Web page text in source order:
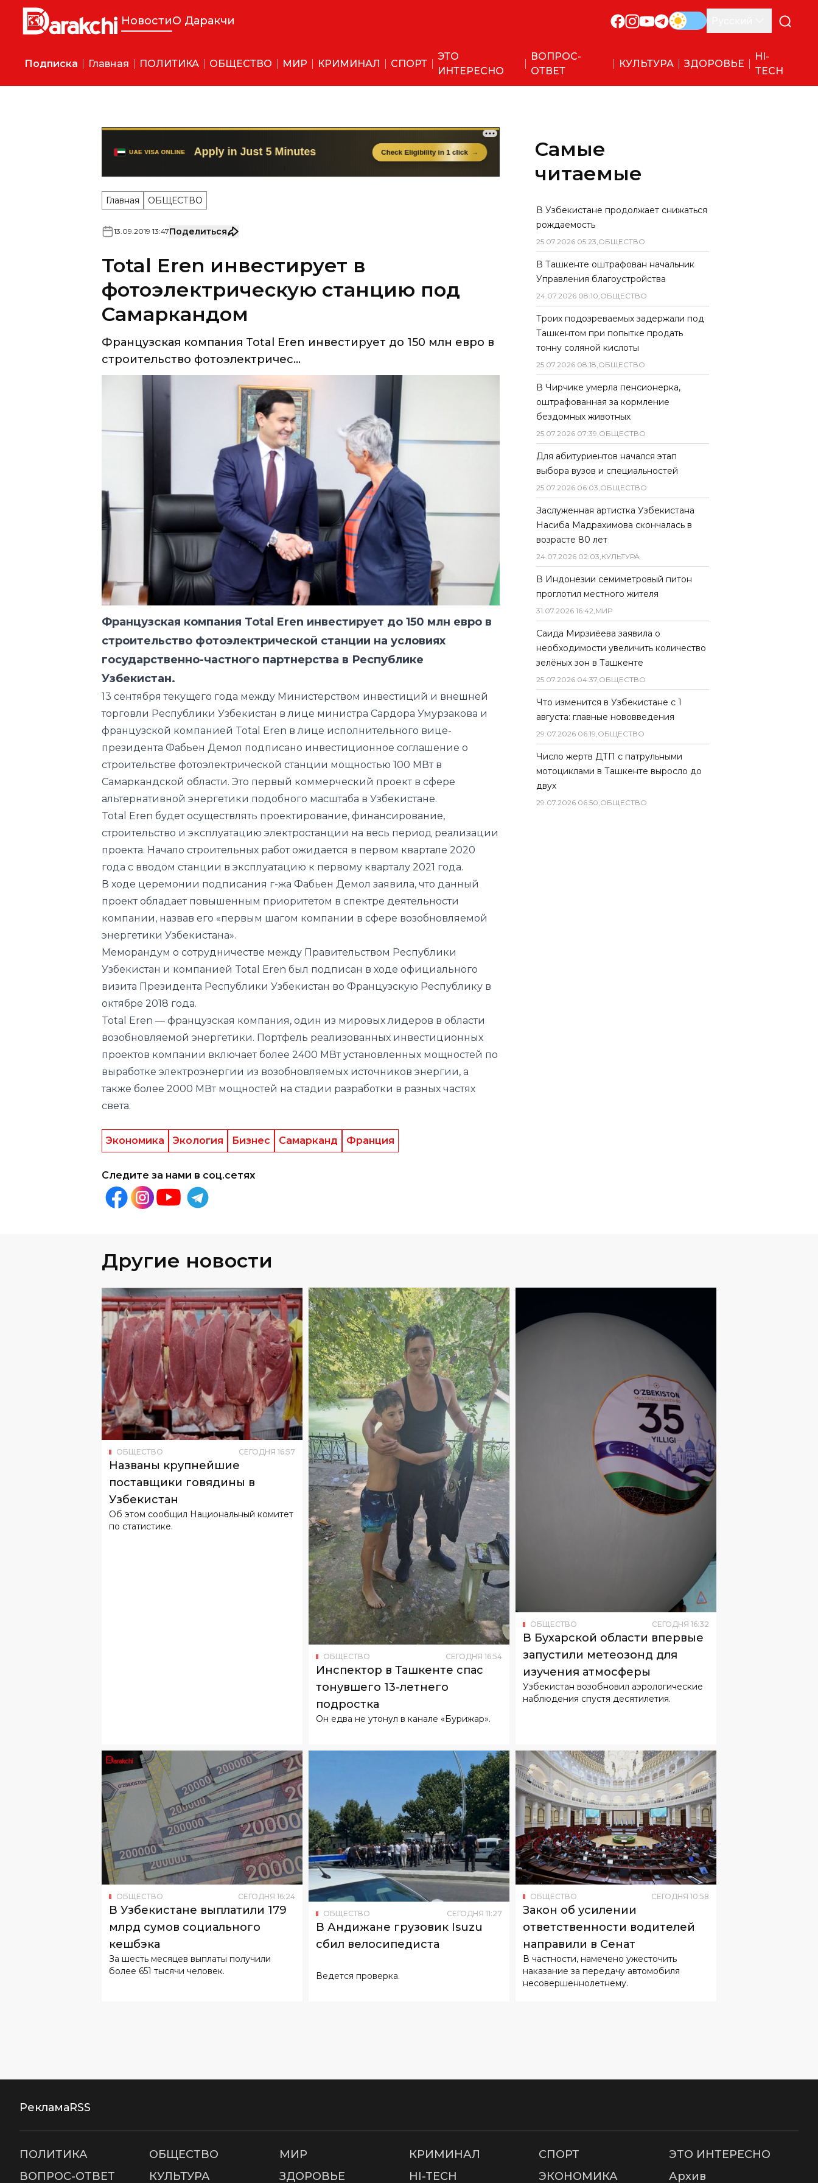
НовостиО Даракчи
Подписка Главная ПОЛИТИКА ОБЩЕСТВО МИР КРИМИНАЛ СПОРТ
ЭТО
ИНТЕРЕСНО
ВОПРОС-
ОТВЕТ
КУЛЬТУРА ЗДОРОВЬЕ
HI-
TECH
Главная ОБЩЕСТВО
Total Eren инвестирует в
фотоэлектрическую станцию под
Самаркандом
Французская компания Total Eren инвестирует до 150 млн евро в
строительство фотоэлектричес...
Французская компания Total Eren инвестирует до 150 млн евро в
строительство фотоэлектрической станции на условиях
Узбекистан.
13 сентября текущего года между Министерством инвестиций и внешней
торговли Республики Узбекистан в лице министра Сардора Умурзакова и
французской компанией Total Eren в лице исполнительного вице-
президента Фабьен Демол подписано инвестиционное соглашение о
строительстве фотоэлектрической станции мощностью 100 МВт в
Самаркандской области. Это первый коммерческий проект в сфере
альтернативной энергетики подобного масштаба в Узбекистане.
Total Eren будет осуществлять проектирование, финансирование,
строительство и эксплуатацию электростанции на весь период реализации
проекта. Начало строительных работ ожидается в первом квартале 2020
года с вводом станции в эксплуатацию к первому кварталу 2021 года.
В ходе церемонии подписания г-жа Фабьен Демол заявила, что данный
проект обладает повышенным приоритетом в спектре деятельности
компании, назвав его «первым шагом компании в сфере возобновляемой
энергетики Узбекистана».
Меморандум о сотрудничестве между Правительством Республики
Узбекистан и компанией Total Eren был подписан в ходе официального
визита Президента Республики Узбекистан во Французскую Республику в
октябре 2018 года.
Total Eren — французская компания, один из мировых лидеров в области
возобновляемой энергетики. Портфель реализованных инвестиционных
проектов компании включает более 2400 МВт установленных мощностей по
выработке электроэнергии из возобновляемых источников энергии, а
также более 2000 МВт мощностей на стадии разработки в разных частях
света.
Экономика Экология Бизнес Самарканд Франция
Самые
читаемые
В Узбекистане продолжает снижаться
рождаемость
25.07.2026 05:23,ОБЩЕСТВО
В Ташкенте оштрафован начальник
Управления благоустройства
24.07.2026 08:10,ОБЩЕСТВО
Троих подозреваемых задержали под
Ташкентом при попытке продать
тонну соляной кислоты
25.07.2026 08:18,ОБЩЕСТВО
В Чирчике умерла пенсионерка,
оштрафованная за кормление
бездомных животных
25.07.2026 07:39,ОБЩЕСТВО
Для абитуриентов начался этап
выбора вузов и специальностей
25.07.2026 06:03,ОБЩЕСТВО
Заслуженная артистка Узбекистана
Насиба Мадрахимова скончалась в
возрасте 80 лет
24.07.2026 02:03,КУЛЬТУРА
В Индонезии семиметровый питон
проглотил местного жителя
31.07.2026 16:42,МИР
Саида Мирзиёева заявила о
необходимости увеличить количество
зелёных зон в Ташкенте
25.07.2026 04:37,ОБЩЕСТВО
Что изменится в Узбекистане с 1
августа: главные нововведения
29.07.2026 06:19,ОБЩЕСТВО
Число жертв ДТП с патрульными
мотоциклами в Ташкенте выросло до
двух
29.07.2026 06:50,ОБЩЕСТВО
Другие новости
ОБЩЕСТВО СЕГОДНЯ 16 : 57
Названы крупнейшие
поставщики говядины в
Узбекистан
Об этом сообщил Национальный комитет
ОБЩЕСТВО СЕГОДНЯ 16: 54
Инспектор в Ташкенте спас
тонувшего 13-летнего
подростка
Он едва не утонул в канале «Бурижар».
32
В Бухарской области впервые
запустили метеозонд для
изучения атмосферы
Узбекистан возобновил аэрологические
ОБЩЕСТВО СЕГОДНЯ 16:24
В Узбекистане выплатили 179
млрд сумов социального
кешбэка
За шесть месяцев выплаты получили
ОБЩЕСТВО СЕГОДНЯ 11:27
В Андижане грузовик Isuzu
сбил велосипедиста
Ведется проверка.
ОБЩЕСТВО СЕГОДНЯ 10:58
Закон об усилении
ответственности водителей
направили в Сенат
В частности, намечено ужесточить
несовершеннолетнему.
РекламаRSS
ПОЛИТИКА ОБЩЕСТВО МИР КРИМИНАЛ СПОРТ
ЭТО ИНТЕРЕСНО
ВОПРОС-ОТВЕТ
КУЛЬТУРА ЗДОРОВЬЕ HI-TECH ЭКОНОМИКА Архив